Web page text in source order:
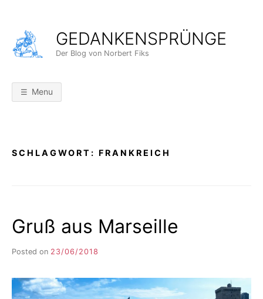
content
GEDANKENSPRÜNGE
Der Blog von Norbert Fiks
Menu
SCHLAGWORT: FRANKREICH
Gruß aus Marseille
Posted on 23/06/2018
I